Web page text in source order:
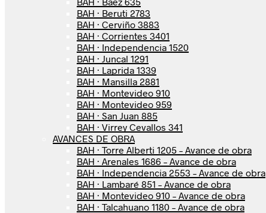
BAH · Beruti 2783
BAH · Cerviño 3883
BAH · Corrientes 3401
BAH · Independencia 1520
BAH · Juncal 1291
BAH · Laprida 1339
BAH · Mansilla 2881
BAH · Montevideo 910
BAH · Montevideo 959
BAH · San Juan 885
BAH · Virrey Cevallos 341
AVANCES DE OBRA
BAH · Torre Alberti 1205 – Avance de obra
BAH · Arenales 1686 – Avance de obra
BAH · Independencia 2553 – Avance de obra
BAH · Lambaré 851 – Avance de obra
BAH · Montevideo 910 – Avance de obra
BAH · Talcahuano 1180 – Avance de obra